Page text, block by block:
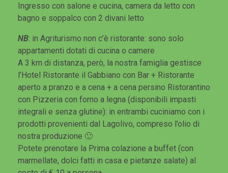
Ingresso con salone e cucina, camera da letto con
bagno e soppalco con 2 divani letto
NB: in Agriturismo non c’è ristorante: sono solo
appartamenti dotati di cucina o camere
A 3 km di distanza, però, la nostra famiglia gestisce
l’Hotel Ristorante il Gabbiano con Bar + Ristorante
aperto a pranzo e a cena + a cena persino Ristorantino
con Pizzeria con forno a legna (disponibili impasti
integrali e senza glutine): in entrambi cuciniamo con i
prodotti provenienti dal Lagolivo, compreso l’olio di
nostra produzione 🙂
Potete prenotare la Prima colazione a buffet (con
marmellate, dolci fatti in casa e pietanze salate) al